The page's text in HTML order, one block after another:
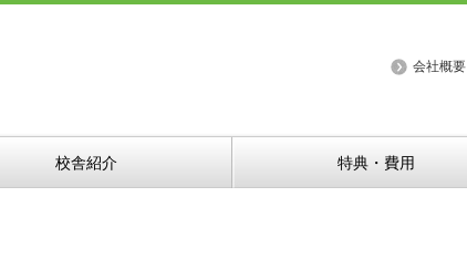
会社概要
校舎紹介 特典・費用